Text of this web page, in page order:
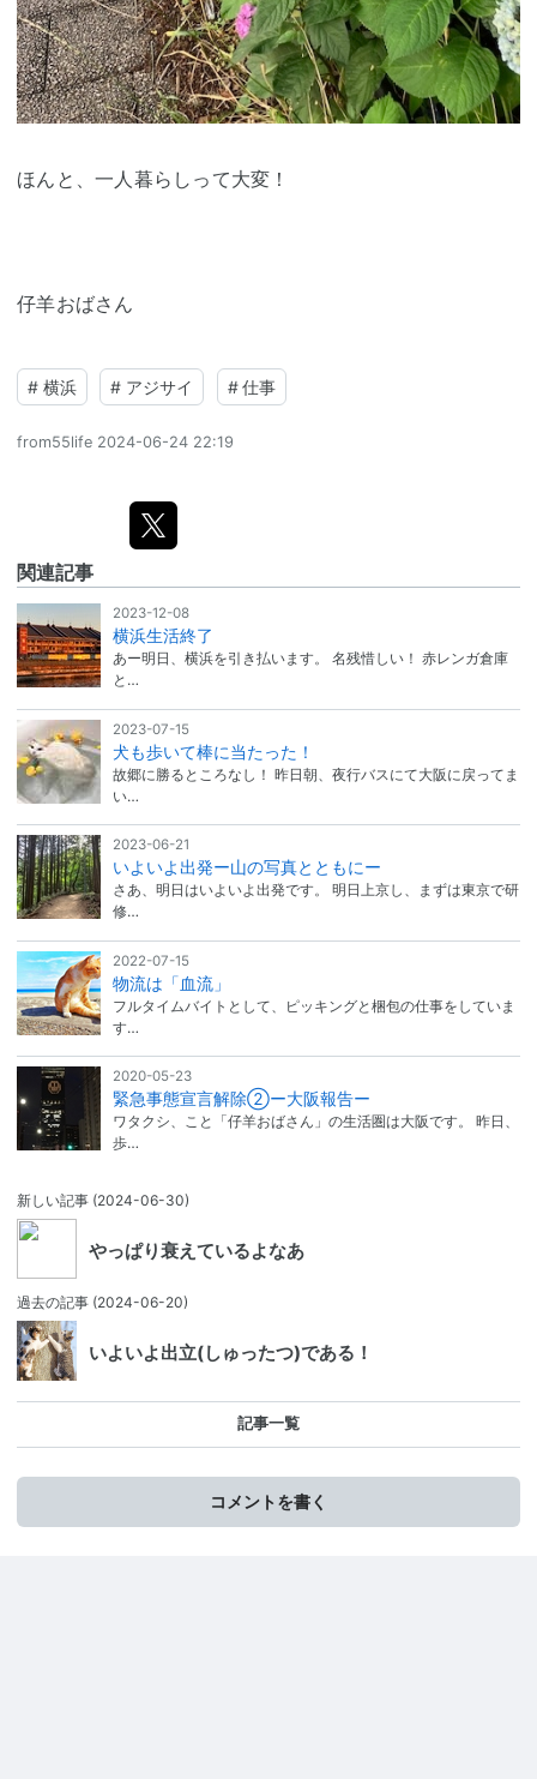
ほんと、一人暮らしって大変！
仔羊おばさん
# 横浜 # アジサイ # 仕事
from55life 2024-06-24 22:19
関連記事
2023-12-08
横浜生活終了
あー明日、横浜を引き払います。 名残惜しい！ 赤レンガ倉庫
と…
2023-07-15
犬も歩いて棒に当たった！
故郷に勝るところなし！ 昨日朝、夜行バスにて大阪に戻ってま
い…
2023-06-21
いよいよ出発ー山の写真とともにー
さあ、明日はいよいよ出発です。 明日上京し、まずは東京で研
修…
2022-07-15
物流は「血流」
フルタイムバイトとして、ピッキングと梱包の仕事をしていま
す…
2020-05-23
緊急事態宣言解除②ー大阪報告ー
ワタクシ、こと「仔羊おばさん」の生活圏は大阪です。 昨日、
歩…
新しい記事 (2024-06-30)
やっぱり衰えているよなあ
過去の記事 (2024-06-20)
いよいよ出立(しゅったつ)である！
記事一覧
コメントを書く